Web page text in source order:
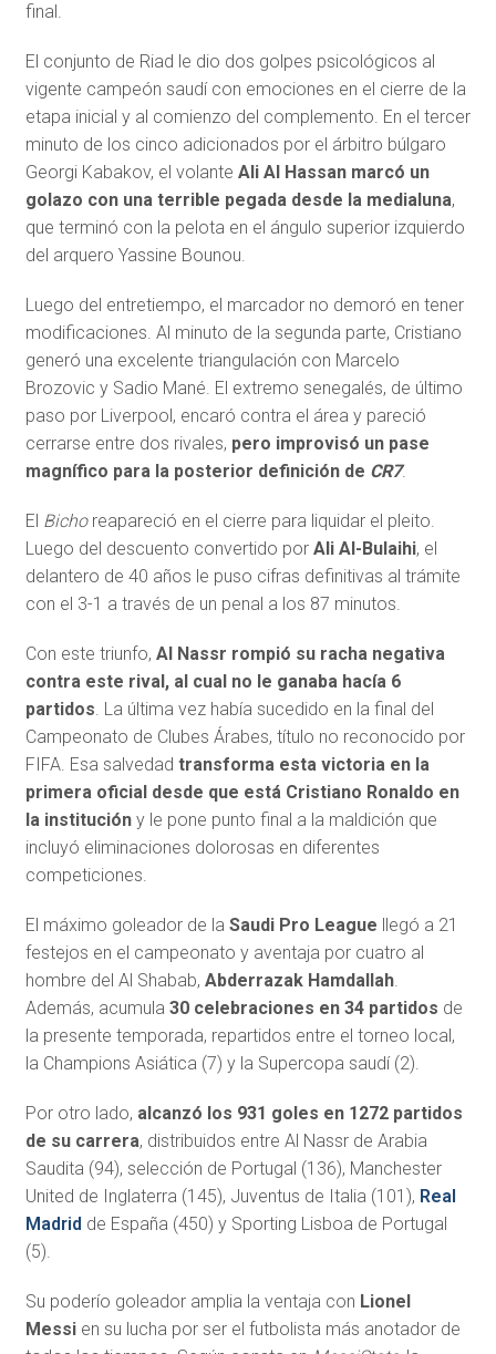
final.
El conjunto de Riad le dio dos golpes psicológicos al
vigente campeón saudí con emociones en el cierre de la
etapa inicial y al comienzo del complemento. En el tercer
minuto de los cinco adicionados por el árbitro búlgaro
Georgi Kabakov, el volante Ali Al Hassan marcó un
golazo con una terrible pegada desde la medialuna,
que terminó con la pelota en el ángulo superior izquierdo
del arquero Yassine Bounou.
Luego del entretiempo, el marcador no demoró en tener
modificaciones. Al minuto de la segunda parte, Cristiano
generó una excelente triangulación con Marcelo
Brozovic y Sadio Mané. El extremo senegalés, de último
paso por Liverpool, encaró contra el área y pareció
cerrarse entre dos rivales, pero improvisó un pase
magnífico para la posterior definición de CR7.
El Bichoreapareció en el cierre para liquidar el pleito.
Luego del descuento convertido por Ali Al-Bulaihi, el
delantero de 40 años le puso cifras definitivas al trámite
con el 3-1 a través de un penal a los 87 minutos.
Con este triunfo, Al Nassr rompió su racha negativa
contra este rival, al cual no le ganaba hacía 6
partidos. La última vez había sucedido en la final del
Campeonato de Clubes Árabes, título no reconocido por
FIFA. Esa salvedad transforma esta victoria en la
primera oficial desde que está Cristiano Ronaldo en
la institucióny le pone punto final a la maldición que
incluyó eliminaciones dolorosas en diferentes
competiciones.
El máximo goleador de la Saudi Pro League llegó a 21
festejos en el campeonato y aventaja por cuatro al
hombre del Al Shabab, Abderrazak Hamdallah.
Además, acumula 30 celebraciones en 34 partidos de
la presente temporada, repartidos entre el torneo local,
la Champions Asiática (7) y la Supercopa saudí (2).
Por otro lado, alcanzó los 931 goles en 1272 partidos
de su carrera, distribuidos entre Al Nassr de Arabia
Saudita (94), selección de Portugal (136), Manchester
United de Inglaterra (145), Juventus de Italia (101), Real
Madrid de España (450) y Sporting Lisboa de Portugal
(5).
Su poderío goleador amplia la ventaja con Lionel
Messi en su lucha por ser el futbolista más anotador de